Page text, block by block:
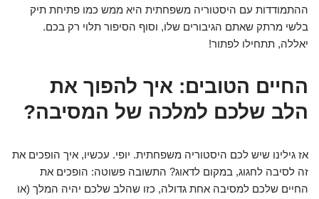
ההתמודדות עם היסטוריה משפחתית היא ממש כמו פתיחת תיק
בלשי מרתק שאתם הגיבורים שלו, וסוף הסיפור תלוי רק בכם.
יאללה, תתחילו לפתור!
החיים הטובים: איך להפוך את
הלב שלכם למלכה של המסיבה?
אז גילינו שיש לכם היסטוריה משפחתית. יופי. עכשיו, איך הופכים את
זה לסיבה לחגוג, במקום לדאוג? התשובה פשוטה: הופכים את
החיים שלכם למסיבה אחת גדולה, כזו שהלב שלכם יהיה המלך (או